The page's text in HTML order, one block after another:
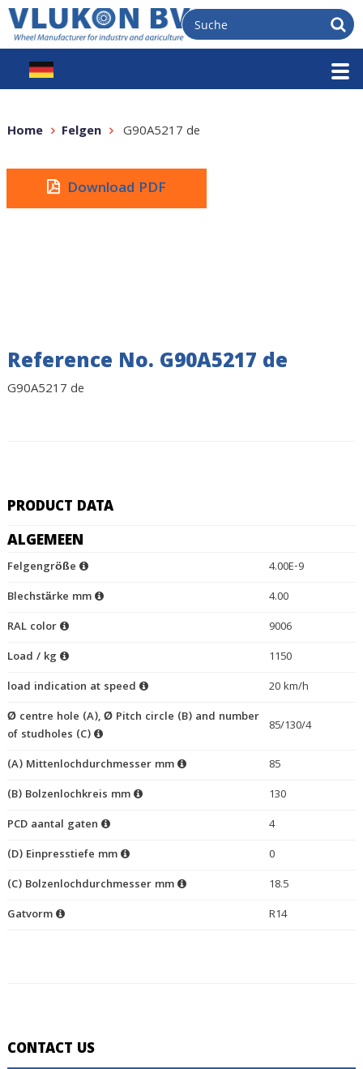
Home Felgen G90A5217 de
Download PDF
Reference No. G90A5217 de
G90A5217 de
PRODUCT DATA
ALGEMEEN
Felgengröße
4.00E-9
Blechstärke mm
4.00
RAL color
9006
Load / kg
1150
load indication at speed
20 km/h
Ø centre hole (A), Ø Pitch circle (B) and number
of studholes (C)
85/130/4
(A) Mittenlochdurchmesser mm
85
(B) Bolzenlochkreis mm
130
PCD aantal gaten
4
(D) Einpresstiefe mm
0
(C) Bolzenlochdurchmesser mm
18.5
Gatvorm
R14
CONTACT US